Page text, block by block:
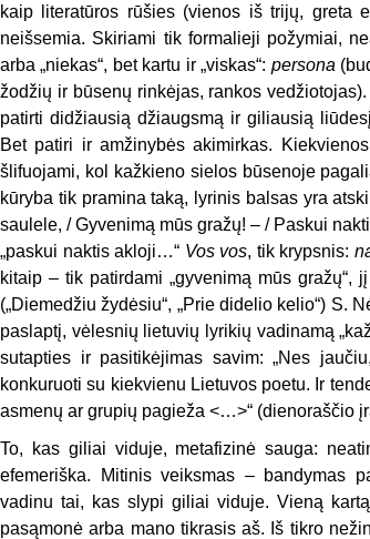
kaip literatūros rūšies (vienos iš trijų, greta
neišsemia. Skiriami tik formalieji požymiai,
arba „niekas“, bet kartu ir „viskas“: persona
žodžių ir būsenų rinkėjas, rankos
patirti didžiausią džiaugsmą ir giliausią
Bet patiri ir amžinybės akimirkas.
šlifuojami, kol kažkieno sielos būsenoje
kūryba tik pramina taką, lyrinis balsas yra
saulele, / Gyvenimą mūs gražų! – / Paskui
„paskui naktis akloji…“ Vos vos, tik krypsnis:
kitaip – tik patirdami „gyvenimą mūs
(„Diemedžiu žydėsiu“, „Prie didelio kelio“) S.
paslaptį, vėlesnių lietuvių lyrikių vadinamą
sutapties ir pasitikėjimas savim: „Nes
konkuruoti su kiekvienu Lietuvos poetu. Ir
asmenų ar grupių pagieža <…>“ (dienoraščio
To, kas giliai viduje, metafizinė sauga:
efemeriška. Mitinis veiksmas – bandymas
vadinu tai, kas slypi giliai viduje. Vieną
pasąmonė arba mano tikrasis aš. Iš tikro